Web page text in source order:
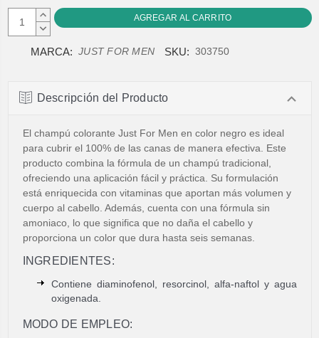
AUMENTAR
CANTIDAD:
DISMINUIR
MARCA: JUST FOR MEN SKU: 303750
Descripción del Producto
El champú colorante Just For Men en color negro es ideal
para cubrir el 100% de las canas de manera efectiva. Este
producto combina la fórmula de un champú tradicional,
ofreciendo una aplicación fácil y práctica. Su formulación
está enriquecida con vitaminas que aportan más volumen y
cuerpo al cabello. Además, cuenta con una fórmula sin
amoniaco, lo que significa que no daña el cabello y
proporciona un color que dura hasta seis semanas.
INGREDIENTES:
Contiene diaminofenol, resorcinol, alfa-naftol y agua
oxigenada.
MODO DE EMPLEO: